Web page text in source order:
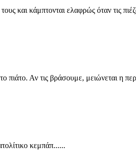
και κάμπτονται ελαφρώς όταν τις
Αν τις βράσουμε, μειώνεται η
κεμπάπ......